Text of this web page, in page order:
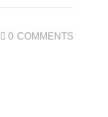
0 COMMENTS